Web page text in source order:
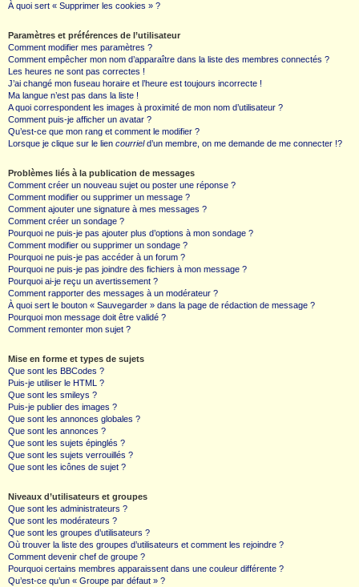
À quoi sert « Supprimer les cookies » ?
Paramètres et préférences de l’utilisateur
Comment modifier mes paramètres ?
Comment empêcher mon nom d’apparaître dans la liste des membres connectés ?
Les heures ne sont pas correctes !
J’ai changé mon fuseau horaire et l’heure est toujours incorrecte !
Ma langue n’est pas dans la liste !
A quoi correspondent les images à proximité de mon nom d’utilisateur ?
Comment puis-je afficher un avatar ?
Qu’est-ce que mon rang et comment le modifier ?
Lorsque je clique sur le lien courrield’un membre, on me demande de me connecter !?
Problèmes liés à la publication de messages
Comment créer un nouveau sujet ou poster une réponse ?
Comment modifier ou supprimer un message ?
Comment ajouter une signature à mes messages ?
Comment créer un sondage ?
Pourquoi ne puis-je pas ajouter plus d’options à mon sondage ?
Comment modifier ou supprimer un sondage ?
Pourquoi ne puis-je pas accéder à un forum ?
Pourquoi ne puis-je pas joindre des fichiers à mon message ?
Pourquoi ai-je reçu un avertissement ?
Comment rapporter des messages à un modérateur ?
À quoi sert le bouton « Sauvegarder » dans la page de rédaction de message ?
Pourquoi mon message doit être validé ?
Comment remonter mon sujet ?
Mise en forme et types de sujets
Que sont les BBCodes ?
Puis-je utiliser le HTML ?
Que sont les smileys ?
Puis-je publier des images ?
Que sont les annonces globales ?
Que sont les annonces ?
Que sont les sujets épinglés ?
Que sont les sujets verrouillés ?
Que sont les icônes de sujet ?
Niveaux d’utilisateurs et groupes
Que sont les administrateurs ?
Que sont les modérateurs ?
Que sont les groupes d’utilisateurs ?
Où trouver la liste des groupes d’utilisateurs et comment les rejoindre ?
Comment devenir chef de groupe ?
Pourquoi certains membres apparaissent dans une couleur différente ?
Qu’est-ce qu’un « Groupe par défaut » ?